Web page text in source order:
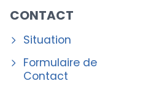
CONTACT
Situation
Formulaire de
Contact